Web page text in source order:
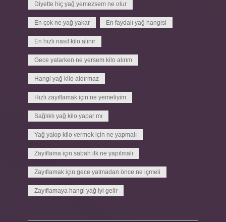
Diyette hiç yağ yemezsem ne olur
En çok ne yağ yakar En faydalı yağ hangisi
En hızlı nasıl kilo alınır
Gece yatarken ne yersem kilo alırım
Hangi yağ kilo aldırmaz
Hızlı zayıflamak için ne yemeliyim
Sağlıklı yağ kilo yapar mı
Yağ yakıp kilo vermek için ne yapmalı
Zayıflama için sabah ilk ne yapılmalı
Zayıflamak için gece yatmadan önce ne içmeli
Zayıflamaya hangi yağ iyi gelir